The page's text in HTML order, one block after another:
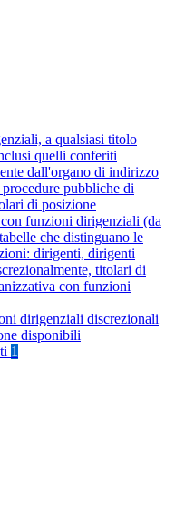
a qualsiasi titolo
quelli conferiti
dall'organo di indirizzo
pubbliche di
di posizione
funzioni dirigenziali (da
che distinguano le
dirigenti, dirigenti
titolari di
con funzioni
dirigenziali discrezionali
disponibili
1